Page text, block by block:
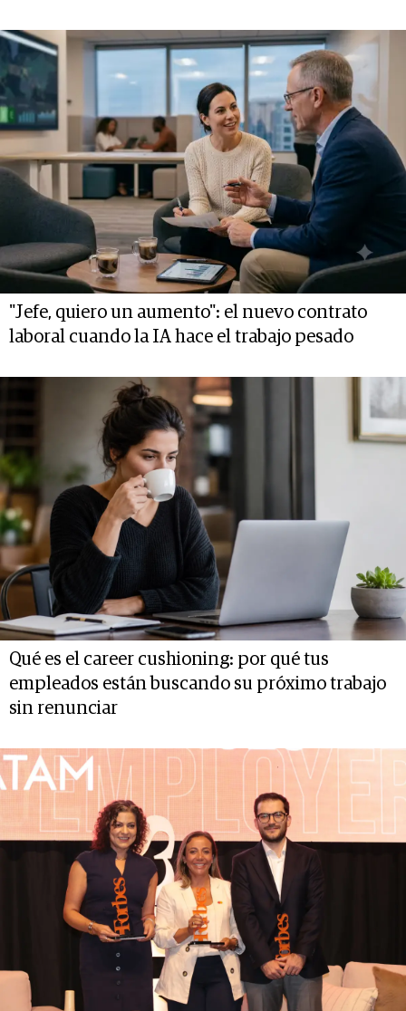
"Jefe, quiero un aumento": el nuevo contrato
laboral cuando la IA hace el trabajo pesado
Qué es el career cushioning: por qué tus
empleados están buscando su próximo trabajo
sin renunciar